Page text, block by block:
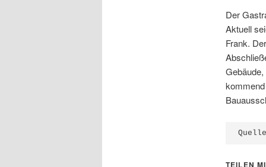
Der
Aktuell
Frank.
TEILEN